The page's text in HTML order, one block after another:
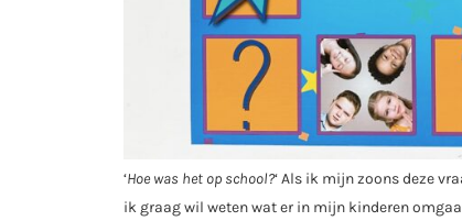
‘Hoe was het op school?‘ Als ik mijn zoons deze
ik graag wil weten wat er in mijn kinderen